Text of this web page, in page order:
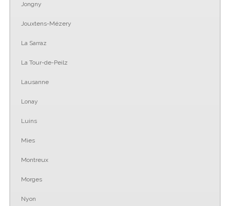
Jongny
Jouxtens-Mézery
La Sarraz
La Tour-de-Peilz
Lausanne
Lonay
Luins
Mies
Montreux
Morges
Nyon